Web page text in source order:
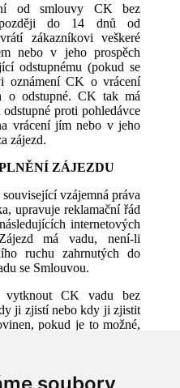
od smlouvy CK bez
do 14 dnů od
zákazníkovi veškeré
nebo v jeho prospěch
odstupnému (pokud se
oznámení CK o vrácení
o odstupné. CK tak má
proti pohledávce
vrácení jím nebo v jeho
zájezd.
ZÁJEZDU
vzájemná práva
upravuje reklamační řád
internetových
má vadu, není-li
ruchu zahrnutých do
se Smlouvou.
vytknout CK vadu bez
ji zjistí nebo kdy ji zjistit
pokud je to možné,
poskytování služby u
pověřené CK tak, aby
náprava. Zákazník
k odstranění vady,